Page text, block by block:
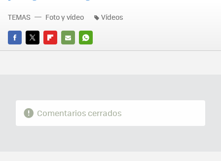
FACEBOOK
TWITTERFLIPBOARD
E-
WHATSAPP
TEMAS Foto y vídeo Vídeos
Comentarios cerrados